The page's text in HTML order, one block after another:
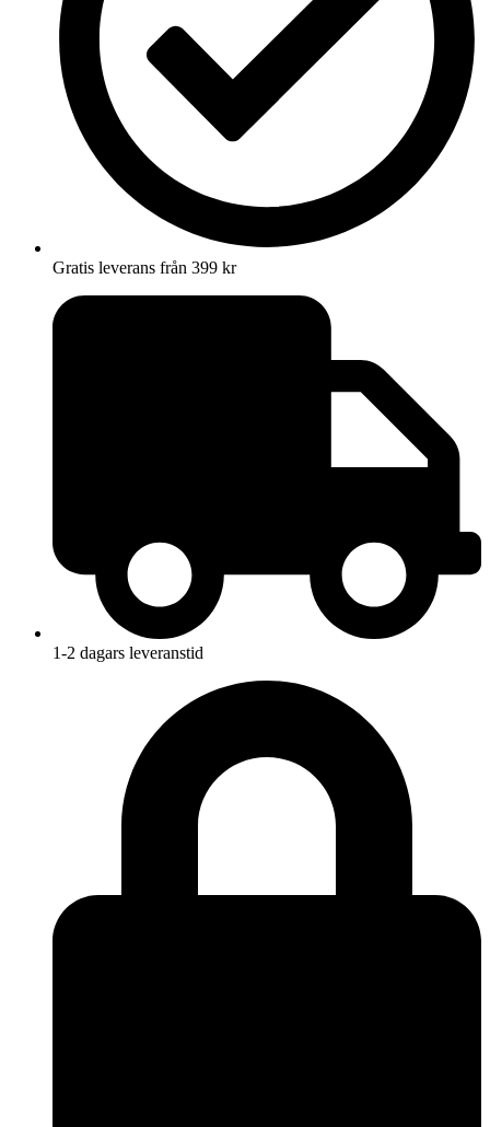
Gratis leverans från 399 kr
1-2 dagars leveranstid